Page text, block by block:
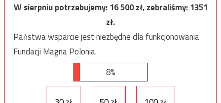
W sierpniu potrzebujemy:16 500zł, zebraliśmy:1351
zł.
Państwa wsparcie jest niezbędne dla funkcjonowania
Fundacji Magna Polonia.
8%